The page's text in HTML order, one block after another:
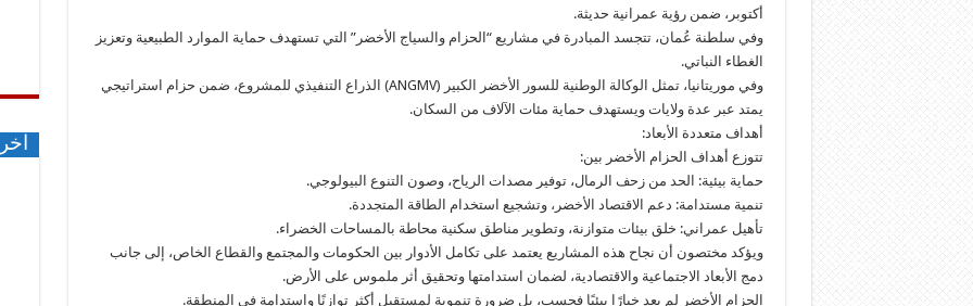
أكتوبر، ضمن رؤية عمرانية حديثة.
وفي سلطنة عُمان، تتجسد المبادرة في مشاريع “الحزام والسياج الأخضر” التي تستهدف حماية الموارد الطبيعية وتعزيز
الغطاء النباتي.
وفي موريتانيا، تمثل الوكالة الوطنية للسور الأخضر الكبير (ANGMV) الذراع التنفيذي للمشروع، ضمن حزام استراتيجي
يمتد عبر عدة ولايات ويستهدف حماية مئات الآلاف من السكان.
أهداف متعددة الأبعاد:
تتوزع أهداف الحزام الأخضر بين:
حماية بيئية: الحد من زحف الرمال، توفير مصدات الرياح، وصون التنوع البيولوجي.
تنمية مستدامة: دعم الاقتصاد الأخضر، وتشجيع استخدام الطاقة المتجددة.
تأهيل عمراني: خلق بيئات متوازنة، وتطوير مناطق سكنية محاطة بالمساحات الخضراء.
ويؤكد مختصون أن نجاح هذه المشاريع يعتمد على تكامل الأدوار بين الحكومات والمجتمع والقطاع الخاص، إلى جانب
دمج الأبعاد الاجتماعية والاقتصادية، لضمان استدامتها وتحقيق أثر ملموس على الأرض.
الحزام الأخضر لم يعد خيارًا بيئيًا فحسب، بل ضرورة تنموية لمستقبل أكثر توازنًا واستدامة في المنطقة.